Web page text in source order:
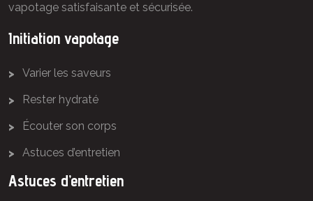
vapotage satisfaisante et sécurisée.
Initiation vapotage
Varier les saveurs
Rester hydraté
Écouter son corps
Astuces d’entretien
Astuces d’entretien